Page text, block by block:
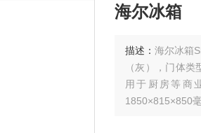
海尔冰箱
描述：海尔冰箱
（灰），门体
用于厨房等商
1850×815×850